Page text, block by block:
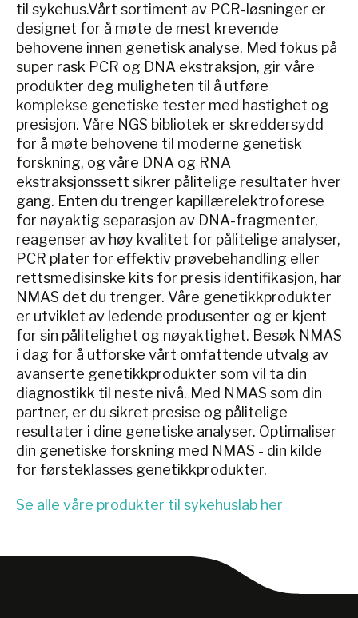
til sykehus.Vårt sortiment av PCR-løsninger er
designet for å møte de mest krevende
behovene innen genetisk analyse. Med fokus på
super rask PCR og DNA ekstraksjon, gir våre
produkter deg muligheten til å utføre
komplekse genetiske tester med hastighet og
presisjon. Våre NGS bibliotek er skreddersydd
for å møte behovene til moderne genetisk
forskning, og våre DNA og RNA
ekstraksjonssett sikrer pålitelige resultater hver
gang. Enten du trenger kapillærelektroforese
for nøyaktig separasjon av DNA-fragmenter,
reagenser av høy kvalitet for pålitelige analyser,
PCR plater for effektiv prøvebehandling eller
rettsmedisinske kits for presis identifikasjon, har
NMAS det du trenger. Våre genetikkprodukter
er utviklet av ledende produsenter og er kjent
for sin pålitelighet og nøyaktighet. Besøk NMAS
i dag for å utforske vårt omfattende utvalg av
avanserte genetikkprodukter som vil ta din
diagnostikk til neste nivå. Med NMAS som din
partner, er du sikret presise og pålitelige
resultater i dine genetiske analyser. Optimaliser
din genetiske forskning med NMAS - din kilde
for førsteklasses genetikkprodukter.
Se alle våre produkter til sykehuslab her